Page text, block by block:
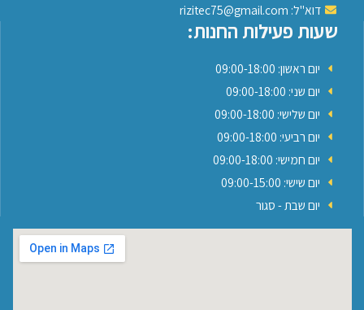
דוא"ל: rizitec75@gmail.com
שעות פעילות החנות:
יום ראשון: 09:00-18:00
יום שני: 09:00-18:00
יום שלישי: 09:00-18:00
יום רביעי: 09:00-18:00
יום חמישי: 09:00-18:00
יום שישי: 09:00-15:00
יום שבת - סגור